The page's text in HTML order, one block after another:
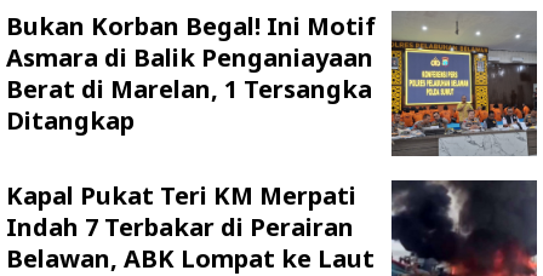
Bukan Korban Begal! Ini Motif
Asmara di Balik Penganiayaan
Berat di Marelan, 1 Tersangka
Ditangkap
Kapal Pukat Teri KM Merpati
Indah 7 Terbakar di Perairan
Belawan, ABK Lompat ke Laut